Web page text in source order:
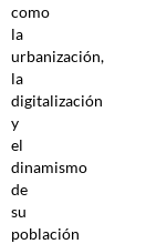
como
la
urbanización,
la
digitalización
y
el
dinamismo
de
su
población